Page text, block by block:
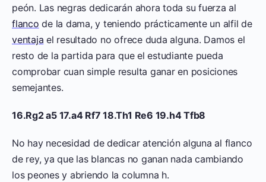
peón. Las negras dedicarán ahora toda su fuerza al
flanco de la dama, y teniendo prácticamente un alfil de
ventaja el resultado no ofrece duda alguna. Damos el
resto de la partida para que el estudiante pueda
comprobar cuan simple resulta ganar en posiciones
semejantes.
16.Rg2 a5 17.a4 Rf7 18.Th1 Re6 19.h4 Tfb8
No hay necesidad de dedicar atención alguna al flanco
de rey, ya que las blancas no ganan nada cambiando
los peones y abriendo la columna h.